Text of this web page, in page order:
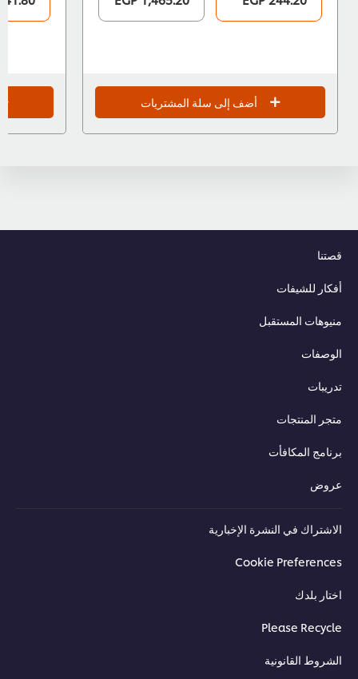
أضف إلى سلة المشتريات
قصتنا
أفكار للشيفات
منيوهات المستقبل
الوصفات
تدريبات
متجر المنتجات
برنامج المكافأت
عروض
الاشتراك في النشرة الإخبارية
Cookie Preferences
اختار بلدك
Please Recycle
الشروط القانونية